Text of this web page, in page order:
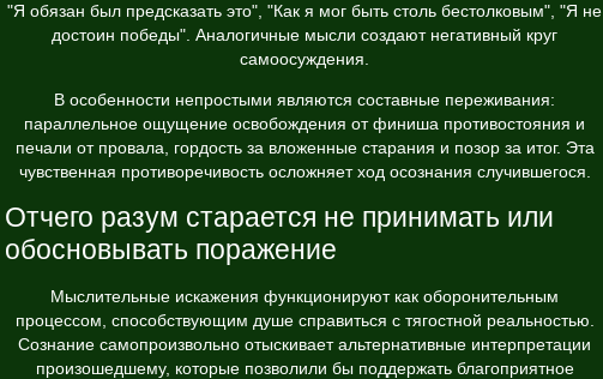
"Я обязан был предсказать это", "Как я мог быть столь бестолковым", "Я не
достоин победы". Аналогичные мысли создают негативный круг
самоосуждения.
В особенности непростыми являются составные переживания:
параллельное ощущение освобождения от финиша противостояния и
печали от провала, гордость за вложенные старания и позор за итог. Эта
чувственная противоречивость осложняет ход осознания случившегося.
Отчего разум старается не принимать или
обосновывать поражение
Мыслительные искажения функционируют как оборонительным
процессом, способствующим душе справиться с тягостной реальностью.
Сознание самопроизвольно отыскивает альтернативные интерпретации
произошедшему, которые позволили бы поддержать благоприятное